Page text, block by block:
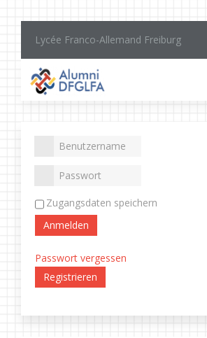
Lycée Franco-Allemand Freiburg
Zugangsdaten speichern
Anmelden
Passwort vergessen
Registrieren